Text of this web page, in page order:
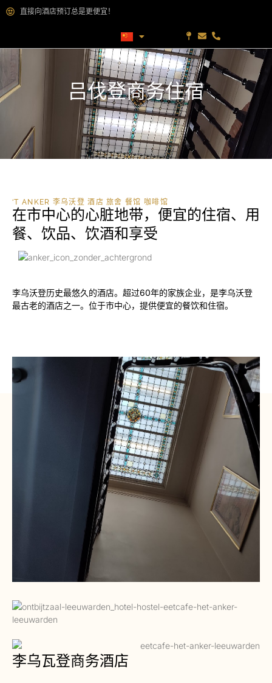
直接向酒店预订总是更便宜！
吕伐登商务住宿
‘T ANKER 李乌沃登 酒店 旅舍 餐馆 咖啡馆
在市中心的心脏地带，便宜的住宿、用
餐、饮品、饮酒和享受
李乌沃登历史最悠久的酒店。超过60年的家族企业，是李乌沃登
最古老的酒店之一。位于市中心，提供便宜的餐饮和住宿。
李乌瓦登商务酒店